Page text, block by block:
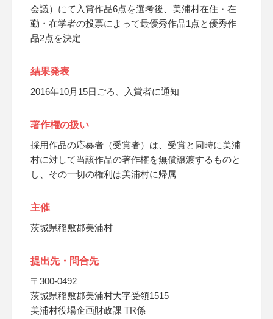
会議）にて入賞作品6点を選考後、美浦村在住・在
勤・在学者の投票によって最優秀作品1点と優秀作
品2点を決定
結果発表
2016年10月15日ごろ、入賞者に通知
著作権の扱い
採用作品の応募者（受賞者）は、受賞と同時に美浦
村に対して当該作品の著作権を無償譲渡するものと
し、その一切の権利は美浦村に帰属
主催
茨城県稲敷郡美浦村
提出先・問合先
〒300-0492
茨城県稲敷郡美浦村大字受領1515
美浦村役場企画財政課 TR係